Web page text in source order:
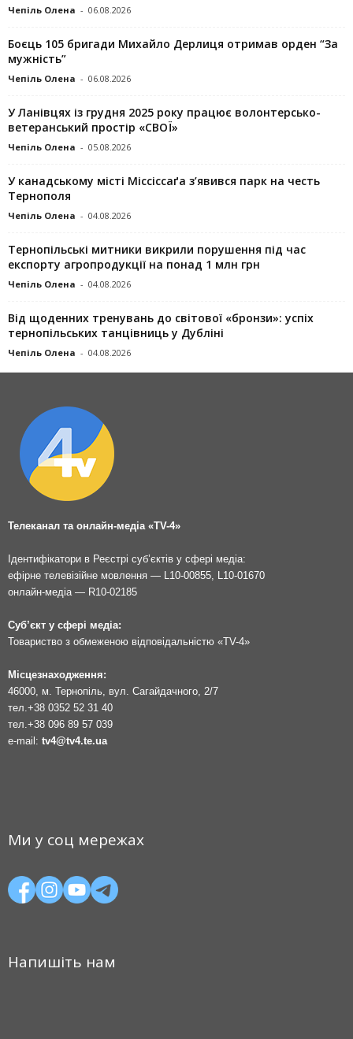
Чепіль Олена - 06.08.2026
Боєць 105 бригади Михайло Дерлиця отримав орден “За
мужність”
Чепіль Олена - 06.08.2026
У Ланівцях із грудня 2025 року працює волонтерсько-
ветеранський простір «СВОЇ»
Чепіль Олена - 05.08.2026
У канадському місті Міссіссаґа з’явився парк на честь
Тернополя
Чепіль Олена - 04.08.2026
Тернопільські митники викрили порушення під час
експорту агропродукції на понад 1 млн грн
Чепіль Олена - 04.08.2026
Від щоденних тренувань до світової «бронзи»: успіх
тернопільських танцівниць у Дубліні
Чепіль Олена - 04.08.2026
Телеканал та онлайн-медіа «TV-4»
Ідентифікатори в Реєстрі суб’єктів у сфері медіа:
ефірне телевізійне мовлення — L10-00855, L10-01670
онлайн-медіа — R10-02185
Суб’єкт у сфері медіа:
Товариство з обмеженою відповідальністю «TV-4»
Місцезнаходження:
46000, м. Тернопіль, вул. Сагайдачного, 2/7
тел. +38 0352 52 31 40
тел. +38 096 89 57 039
e-mail: tv4@tv4.te.ua
Ми у соц мережах
Напишіть нам